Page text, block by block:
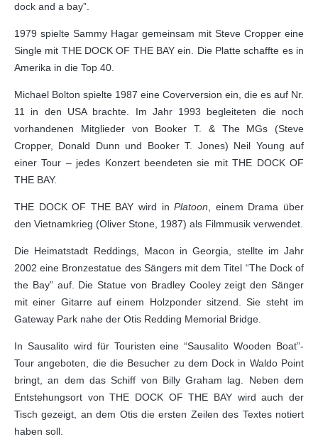
dock and a bay”.
1979 spielte Sammy Hagar gemeinsam mit Steve Cropper eine
Single mit THE DOCK OF THE BAY ein. Die Platte schaffte es in
Amerika in die Top 40.
Michael Bolton spielte 1987 eine Coverversion ein, die es auf Nr.
11 in den USA brachte. Im Jahr 1993 begleiteten die noch
vorhandenen Mitglieder von Booker T. & The MGs (Steve
Cropper, Donald Dunn und Booker T. Jones) Neil Young auf
einer Tour ‒ jedes Konzert beendeten sie mit THE DOCK OF
THE BAY.
THE DOCK OF THE BAY wird inPlatoon , einem Drama über
den Vietnamkrieg (Oliver Stone, 1987) als Filmmusik verwendet.
Die Heimatstadt Reddings, Macon in Georgia, stellte im Jahr
2002 eine Bronzestatue des Sängers mit dem Titel “The Dock of
the Bay” auf. Die Statue von Bradley Cooley zeigt den Sänger
mit einer Gitarre auf einem Holzponder sitzend. Sie steht im
Gateway Park nahe der Otis Redding Memorial Bridge.
In Sausalito wird für Touristen eine “Sausalito Wooden Boat”-
Tour angeboten, die die Besucher zu dem Dock in Waldo Point
bringt, an dem das Schiff von Billy Graham lag. Neben dem
Entstehungsort von THE DOCK OF THE BAY wird auch der
Tisch gezeigt, an dem Otis die ersten Zeilen des Textes notiert
haben soll.